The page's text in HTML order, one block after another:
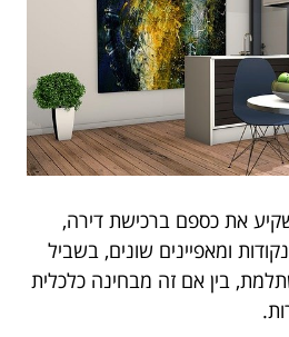
את כספם ברכישת דירה,
ומאפיינים שונים, בשביל
בין אם זה מבחינה כלכלית